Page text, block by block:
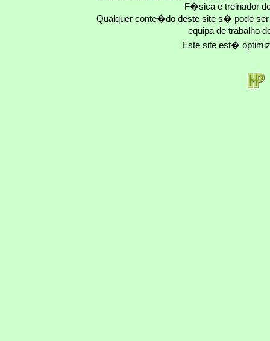
F�sica e treinador
Qualquer conte�do deste site s� pode
equipa de trabalho
Este site est�